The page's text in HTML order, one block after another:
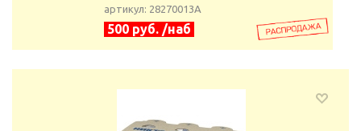
артикул: 28270013А
500 руб. /наб